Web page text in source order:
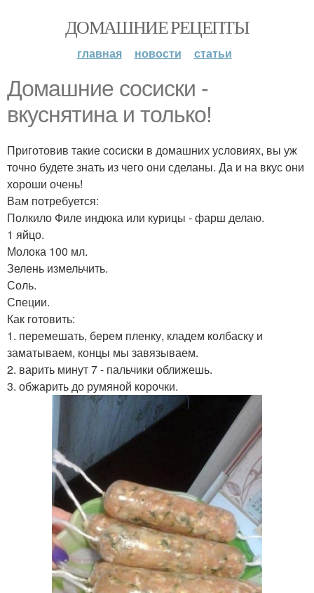
ДОМАШНИЕ РЕЦЕПТЫ
главная новости статьи
Домашние сосиски -
вкуснятина и только!
Приготовив такие сосиски в домашних условиях, вы уж
точно будете знать из чего они сделаны. Да и на вкус они
хороши очень!
Вам потребуется:
Полкило Филе индюка или курицы - фарш делаю.
1 яйцо.
Молока 100 мл.
Зелень измельчить.
Соль.
Специи.
Как готовить:
1. перемешать, берем пленку, кладем колбаску и
заматываем, концы мы завязываем.
2. варить минут 7 - пальчики оближешь.
3. обжарить до румяной корочки.